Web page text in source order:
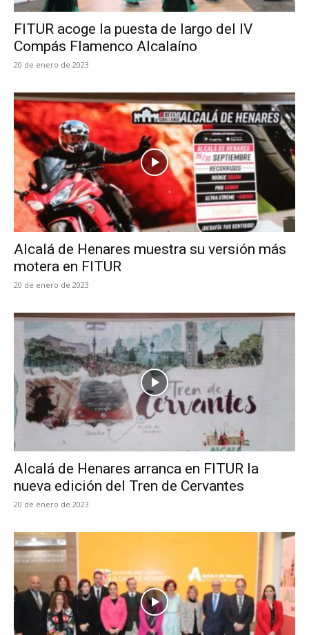
FITUR acoge la puesta de largo del IV
Compás Flamenco Alcalaíno
20 de enero de 2023
Alcalá de Henares muestra su versión más
motera en FITUR
20 de enero de 2023
Alcalá de Henares arranca en FITUR la
nueva edición del Tren de Cervantes
20 de enero de 2023